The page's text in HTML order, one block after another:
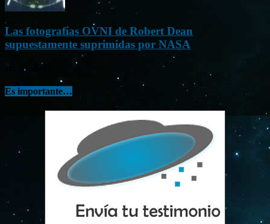
Las fotografías OVNI de Robert Dean
supuestamente suprimidas por NASA
Jul 23, 2015
Es importante…